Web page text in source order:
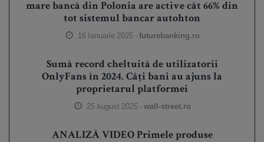
mare bancă din Polonia are active cât 66% din
tot sistemul bancar autohton
16 Ianuarie 2025 -futurebanking.ro
Sumă record cheltuită de utilizatorii
OnlyFans în 2024. Câți bani au ajuns la
proprietarul platformei
25 August 2025 -wall-street.ro
ANALIZĂ VIDEO Primele produse